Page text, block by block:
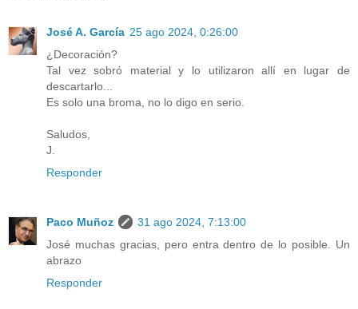
José A. García 25 ago 2024, 0:26:00
¿Decoración?
Tal vez sobró material y lo utilizaron allí en lugar de
descartarlo...
Es solo una broma, no lo digo en serio.
Saludos,
J.
Responder
Paco Muñoz
31 ago 2024, 7:13:00
José muchas gracias, pero entra dentro de lo posible. Un
abrazo
Responder